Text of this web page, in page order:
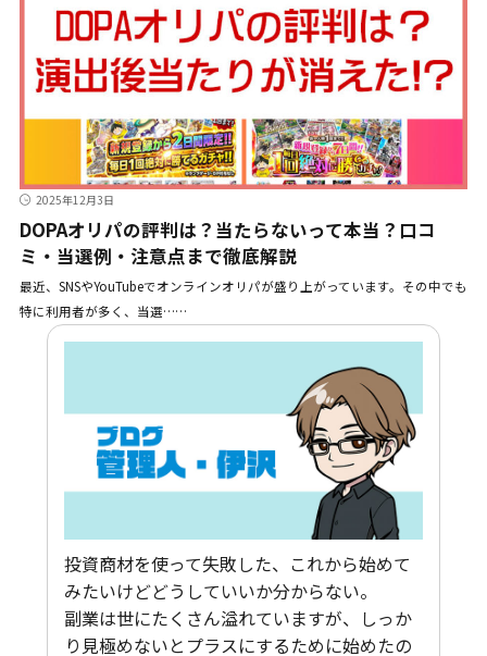
2025年12月3日
DOPAオリパの評判は？当たらないって本当？口コ
ミ・当選例・注意点まで徹底解説
最近、SNSやYouTubeでオンラインオリパが盛り上がっています。その中でも
特に利用者が多く、当選……
投資商材を使って失敗した、これから始めて
みたいけどどうしていいか分からない。
副業は世にたくさん溢れていますが、しっか
り見極めないとプラスにするために始めたの